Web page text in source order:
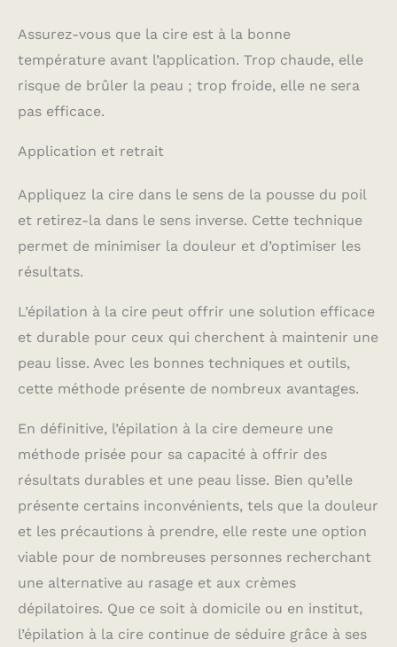
Assurez-vous que la cire est à la bonne
température avant l’application. Trop chaude, elle
risque de brûler la peau ; trop froide, elle ne sera
pas efficace.
Application et retrait
Appliquez la cire dans le sens de la pousse du poil
et retirez-la dans le sens inverse. Cette technique
permet de minimiser la douleur et d’optimiser les
résultats.
L’épilation à la cire peut offrir une solution efficace
et durable pour ceux qui cherchent à maintenir une
peau lisse. Avec les bonnes techniques et outils,
cette méthode présente de nombreux avantages.
En définitive, l’épilation à la cire demeure une
méthode prisée pour sa capacité à offrir des
résultats durables et une peau lisse. Bien qu’elle
présente certains inconvénients, tels que la douleur
et les précautions à prendre, elle reste une option
viable pour de nombreuses personnes recherchant
une alternative au rasage et aux crèmes
dépilatoires. Que ce soit à domicile ou en institut,
l’épilation à la cire continue de séduire grâce à ses